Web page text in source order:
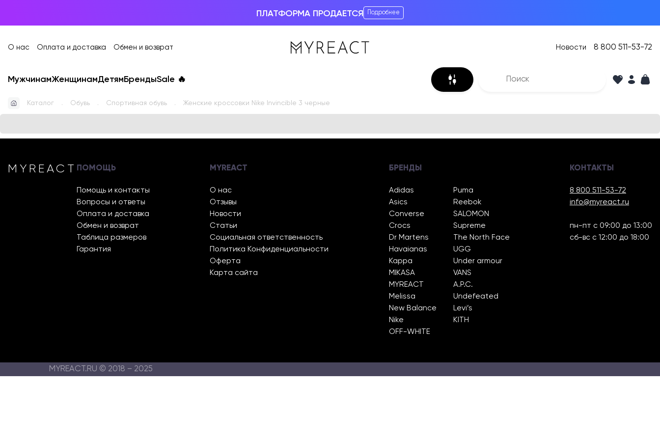
ПЛАТФОРМА ПРОДАЕТСЯ Подробнее
О нас Оплата и доставка Обмен и возврат Новости 8 800 511-53-72
МужчинамЖенщинамДетям БрендыSale 🔥
Каталог Обувь Спортивная обувь Женские кроссовки Nike Invincible 3 черные
MYREACT ПОМОЩЬ
Помощь и контакты
Вопросы и ответы
Оплата и доставка
Обмен и возврат
Таблица размеров
Гарантия
MYREACT
О нас
Отзывы
Новости
Статьи
Социальная ответственность
Политика Конфиденциальности
Оферта
Карта сайта
БРЕНДЫ
Adidas
Asics
Converse
Crocs
Dr Martens
Havaianas
Kappa
MIKASA
MYREACT
Melissa
New Balance
Nike
OFF-WHITE
Puma
Reebok
SALOMON
Supreme
The North Face
UGG
Under armour
VANS
A.P.C.
Undefeated
Levi’s
KITH
КОНТАКТЫ
8 800 511-53-72
info@myreact.ru
пн-пт с 09:00 до 13:00
сб-вс с 12:00 до 18:00
MYREACT.RU © 2018 – 2025